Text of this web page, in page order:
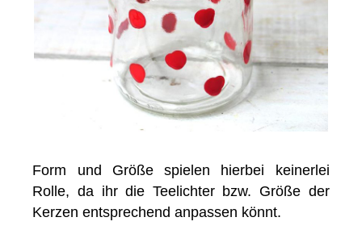
Form und Größe spielen hierbei keinerlei
Rolle, da ihr die Teelichter bzw. Größe der
Kerzen entsprechend anpassen könnt.